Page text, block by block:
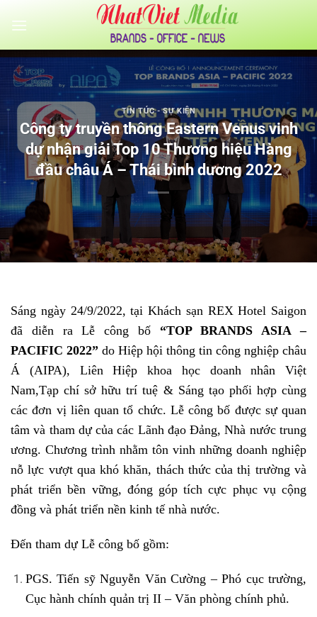
qua
dung
TIN TỨC - SỰ KIỆN
Công ty truyền thông Eastern Venus vinh
dự nhận giải Top 10 Thương hiệu Hàng
đầu châu Á – Thái bình dương 2022
Sáng ngày 24/9/2022, tại Khách sạn REX Hotel Saigon
đã diễn ra Lễ công bố “TOP BRANDS ASIA –
PACIFIC 2022” do Hiệp hội thông tin công nghiệp châu
Á (AIPA), Liên Hiệp khoa học doanh nhân Việt
Nam,Tạp chí sở hữu trí tuệ & Sáng tạo phối hợp cùng
các đơn vị liên quan tổ chức. Lễ công bố được sự quan
tâm và tham dự của các Lãnh đạo Đảng, Nhà nước trung
ương. Chương trình nhằm tôn vinh những doanh nghiệp
nỗ lực vượt qua khó khăn, thách thức của thị trường và
phát triển bền vững, đóng góp tích cực phục vụ cộng
đồng và phát triển nền kinh tế nhà nước.
Đến tham dự Lễ công bố gồm:
PGS. Tiến sỹ Nguyễn Văn Cường – Phó cục trường,
Cục hành chính quản trị II – Văn phòng chính phủ.